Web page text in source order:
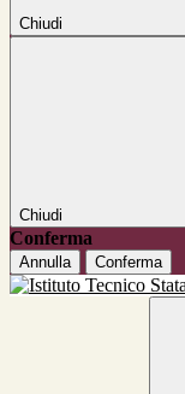
Chiudi
Chiudi
Conferma
Annulla Conferma